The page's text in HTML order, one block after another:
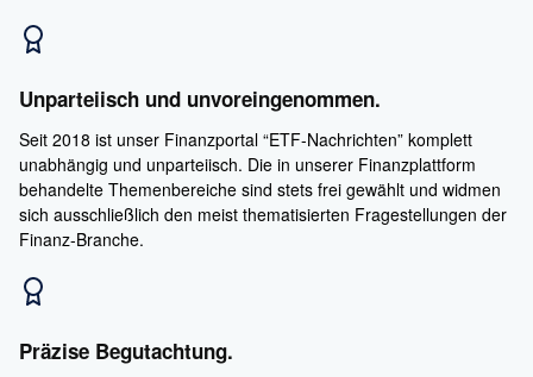
Unparteiisch und unvoreingenommen.
Seit 2018 ist unser Finanzportal “ETF-Nachrichten” komplett
unabhängig und unparteiisch. Die in unserer Finanzplattform
behandelte Themenbereiche sind stets frei gewählt und widmen
sich ausschließlich den meist thematisierten Fragestellungen der
Finanz-Branche.
Präzise Begutachtung.